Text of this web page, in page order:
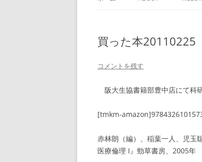
買った本20110225
コメントを残す
阪大生協書籍部豊中店にて科
[tmkm-
赤林朗（編）、稲葉一人、児玉
医療倫理 I』勁草書房、2005年